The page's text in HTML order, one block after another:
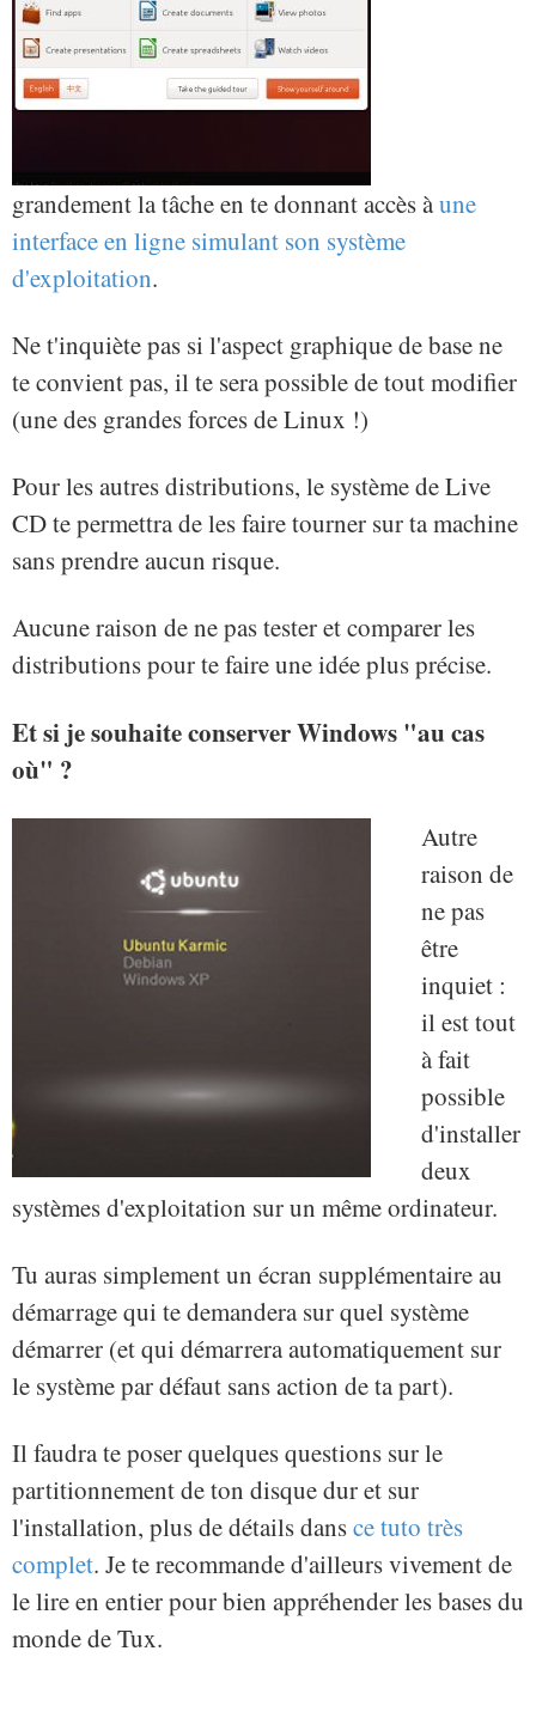
grandement la tâche en te donnant accès àune
interface en ligne simulant son système
d'exploitation.
Ne t'inquiète pas si l'aspect graphique de base ne
te convient pas, il te sera possible de tout modifier
(une des grandes forces de Linux !)
Pour les autres distributions, le système de Live
CD te permettra de les faire tourner sur ta machine
sans prendre aucun risque.
Aucune raison de ne pas tester et comparer les
distributions pour te faire une idée plus précise.
Et si je souhaite conserver Windows "au cas
où" ?
Autre
raison de
ne pas
être
inquiet :
il est tout
à fait
possible
d'installer
deux
systèmes d'exploitation sur un même ordinateur.
Tu auras simplement un écran supplémentaire au
démarrage qui te demandera sur quel système
démarrer (et qui démarrera automatiquement sur
le système par défaut sans action de ta part).
Il faudra te poser quelques questions sur le
partitionnement de ton disque dur et sur
l'installation, plus de détails dansce tuto très
complet. Je te recommande d'ailleurs vivement de
le lire en entier pour bien appréhender les bases du
monde de Tux.